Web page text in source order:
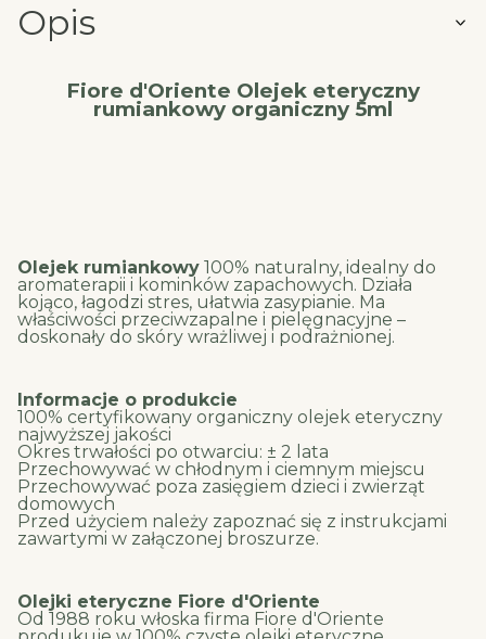
Opis
Fiore d'Oriente Olejek eteryczny
rumiankowy organiczny 5ml
Olejek rumiankowy 100% naturalny, idealny do
aromaterapii i kominków zapachowych. Działa
kojąco, łagodzi stres, ułatwia zasypianie. Ma
właściwości przeciwzapalne i pielęgnacyjne –
doskonały do skóry wrażliwej i podrażnionej.
Informacje o produkcie
100% certyfikowany organiczny olejek eteryczny
najwyższej jakości
Okres trwałości po otwarciu: ± 2 lata
Przechowywać w chłodnym i ciemnym miejscu
Przechowywać poza zasięgiem dzieci i zwierząt
domowych
Przed użyciem należy zapoznać się z instrukcjami
zawartymi w załączonej broszurze.
Olejki eteryczne Fiore d'Oriente
Od 1988 roku włoska firma Fiore d'Oriente